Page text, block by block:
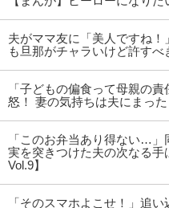
夫がママ友に「美人ですね
も旦那がチャラいけど許すべ
「子どもの偏食って母親の
怒！ 妻の気持ちは夫にまった
「このお弁当あり得ない…
実を突きつけた夫の次なる手
Vol.9】
「そのスマホよこせ！」追